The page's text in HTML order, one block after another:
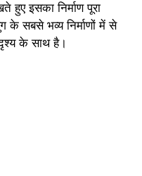
हुए इसका निर्माण पूरा
के सबसे भव्य निर्माणों में से
के साथ है।